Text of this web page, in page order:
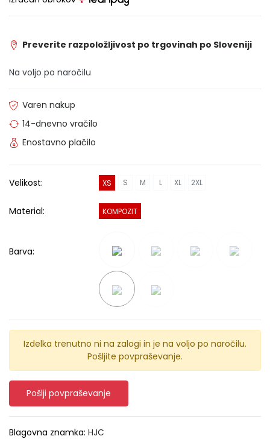
Preverite razpoložljivost po trgovinah po Sloveniji
Na voljo po naročilu
Varen nakup
14-dnevno vračilo
Enostavno plačilo
Velikost: XS S M L XL 2XL
Material: KOMPOZIT
Barva:
Izdelka trenutno ni na zalogi in je na voljo po naročilu.
Pošljite povpraševanje.
Pošlji povpraševanje
Blagovna znamka: HJC